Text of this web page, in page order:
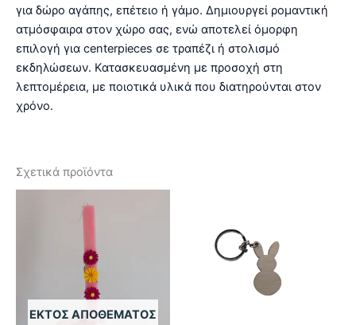
για δώρο αγάπης, επέτειο ή γάμο. Δημιουργεί ρομαντική
ατμόσφαιρα στον χώρο σας, ενώ αποτελεί όμορφη
επιλογή για centerpieces σε τραπέζι ή στολισμό
εκδηλώσεων. Κατασκευασμένη με προσοχή στη
λεπτομέρεια, με ποιοτικά υλικά που διατηρούνται στον
χρόνο.
Σχετικά προϊόντα
ΕΚΤΌΣ ΑΠΟΘΈΜΑΤΟΣ